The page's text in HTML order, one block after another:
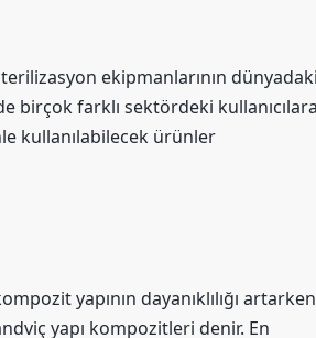
ekipmanlarının
birçok farklı sektördeki
kullanılabilecek ürünler
yapının dayanıklılığı artarken
yapı kompozitleri denir. En